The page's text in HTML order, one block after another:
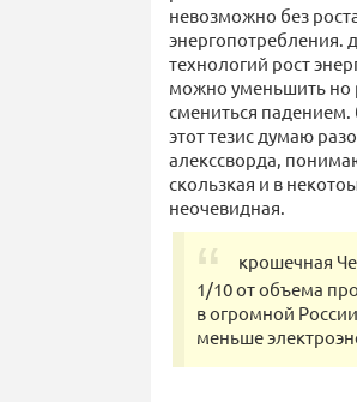
невозможно без
энергопотребления.
технологий рост
можно уменьшить но
смениться
этот тезис думаю
алекссворда,
скользкая и в
неочевидная.
крошечная
1/10 от объема
в огромной
меньше